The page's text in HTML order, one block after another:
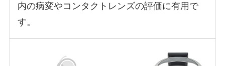
内の病変やコンタクトレンズの評価に有用で
す。